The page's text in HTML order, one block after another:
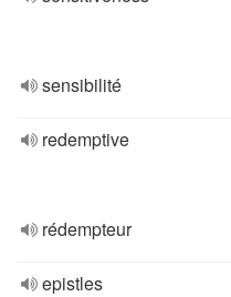
sensibilité
redemptive
rédempteur
epistles